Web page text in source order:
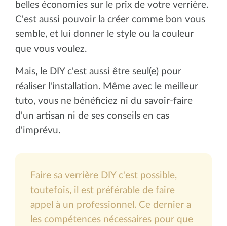
belles économies sur le prix de votre verrière.
C'est aussi pouvoir la créer comme bon vous
semble, et lui donner le style ou la couleur
que vous voulez.
Mais, le DIY c'est aussi être seul(e) pour
réaliser l'installation. Même avec le meilleur
tuto, vous ne bénéficiez ni du savoir-faire
d'un artisan ni de ses conseils en cas
d'imprévu.
Faire sa verrière DIY c'est possible,
toutefois, il est préférable de faire
appel à un professionnel. Ce dernier a
les compétences nécessaires pour que